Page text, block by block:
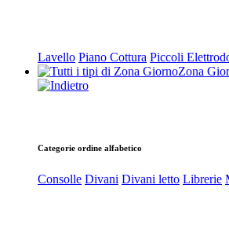
Lavello Piano Cottura Piccoli
Zona
Categorie ordine alfabetico
Consolle Divani Divani letto Librerie